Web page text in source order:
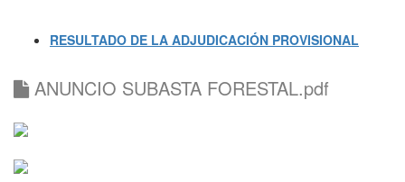
RESULTADO DE LA ADJUDICACIÓN PROVISIONAL
ANUNCIO SUBASTA FORESTAL.pdf